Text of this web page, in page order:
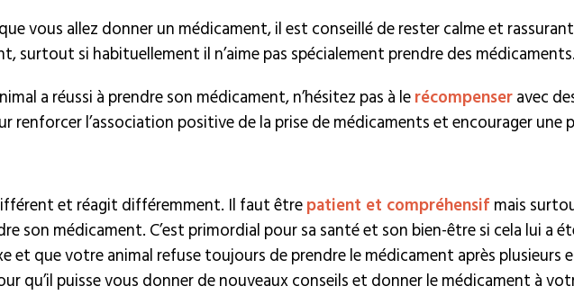
vous allez donner un médicament, il est conseillé de rester calme et
surtout si habituellement il n’aime pas spécialement prendre des médicaments.
a réussi à prendre son médicament, n’hésitez pas à lerécompenseravec
renforcer l’association positive de la prise de médicaments et encourager une
et réagit différemment. Il faut êtrepatient et compréhensif mais
son médicament. C’est primordial pour sa santé et son bien-être si cela lui a
et que votre animal refuse toujours de prendre le médicament après plusieurs
qu’il puisse vous donner de nouveaux conseils et donner le médicament à